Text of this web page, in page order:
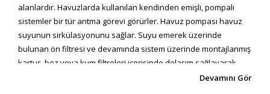
alanlardır. Havuzlarda kullanılan kendinden emişli, pompalı
sistemler bir tür arıtma görevi görürler. Havuz pompası havuz
suyunun sirkülasyonunu sağlar. Suyu emerek üzerinde
bulunan ön filtresi ve devamında sistem üzerinde montajlanmış
kartuş, bez veya kum filtreleri içerisinde dolaşım sağlayarak
suyu filtreler. Havuz suyunun temiz kalmasını sağlayan